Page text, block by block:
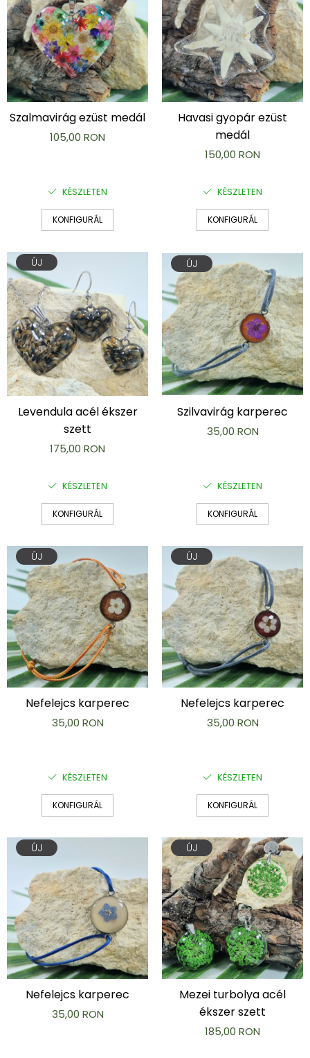
Szalmavirág ezüst medál
105,00 RON
KÉSZLETEN
KONFIGURÁL
Havasi gyopár ezüst
medál
150,00 RON
KÉSZLETEN
KONFIGURÁL
ÚJ
Levendula acél ékszer
szett
175,00 RON
KÉSZLETEN
KONFIGURÁL
ÚJ
Szilvavirág karperec
35,00 RON
KÉSZLETEN
KONFIGURÁL
ÚJ
Nefelejcs karperec
35,00 RON
KÉSZLETEN
KONFIGURÁL
ÚJ
Nefelejcs karperec
35,00 RON
KÉSZLETEN
KONFIGURÁL
ÚJ
Nefelejcs karperec
35,00 RON
ÚJ
Mezei turbolya acél
ékszer szett
185,00 RON